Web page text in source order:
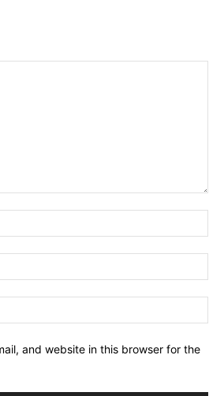
and website in this browser for the